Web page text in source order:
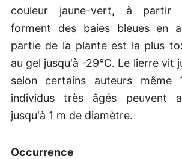
couleur jaune-vert, à partir
forment des baies bleues en
partie de la plante est la plus
au gel jusqu'à -29°C. Le lierre vit
selon certains auteurs même
individus très âgés peuvent
jusqu'à 1 m de diamètre.
Occurrence